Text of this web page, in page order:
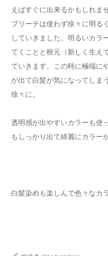
えばすぐに出来るかもしれま
ブリーチは使わず徐々に明る
していきました。明るいカラ
てくことと根元（新しく生え
ていきます。この時に極端に
が出て白髪が気になってしま
徐々に。
透明感が出やすいカラーも使
もしっかり出て綺麗にカラー
白髪染めも楽しんで色々なカ